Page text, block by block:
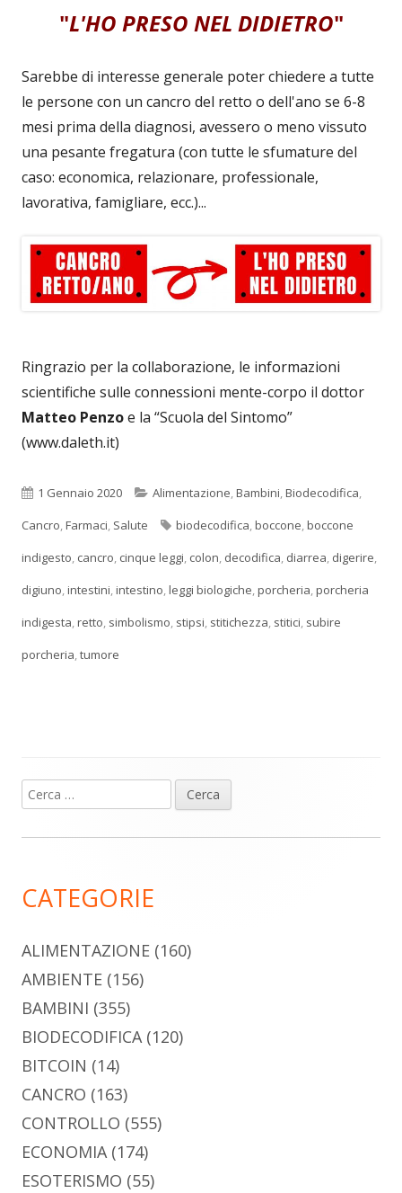
"L'HO PRESO NEL DIDIETRO"
Sarebbe di interesse generale poter chiedere a tutte
le persone con un cancro del retto o dell'ano se 6-8
mesi prima della diagnosi, avessero o meno vissuto
una pesante fregatura (con tutte le sfumature del
caso: economica, relazionare, professionale,
lavorativa, famigliare, ecc.)...
Ringrazio per la collaborazione, le informazioni
scientifiche sulle connessioni mente-corpo il dottor
Matteo Penzoe la “Scuola del Sintomo”
(www.daleth.it)
Pubblicato
1 Gennaio 2020 Categorie
Alimentazione,Bambini,Biodecodifica,
Cancro,Farmaci, Salute Tag
biodecodifica,boccone,boccone
indigesto, cancro, cinque leggi, colon, decodifica, diarrea, digerire,
digiuno,intestini,intestino,leggi biologiche,porcheria,porcheria
indigesta,retto, simbolismo, stipsi, stitichezza, stitici, subire
porcheria,tumore
Barra
laterale
Ricerca
per:
CATEGORIE
ALIMENTAZIONE (160)
AMBIENTE (156)
BAMBINI (355)
BIODECODIFICA(120)
BITCOIN (14)
CANCRO (163)
CONTROLLO (555)
ECONOMIA(174)
ESOTERISMO (55)